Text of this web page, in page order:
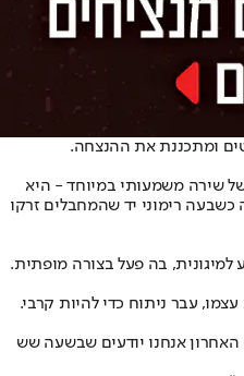
ומתכננת את ההנצחה.
שירה משמעותי במיוחד - היא
ל־30 בני אדם, ובמשך דקות ארוכות מאוד הדף החוצה כשבעה רימוני יד שהמחבלים זרקו
עבר ניתוח כדי להיות קרבי.
אנחנו יודעים שבשעה שש